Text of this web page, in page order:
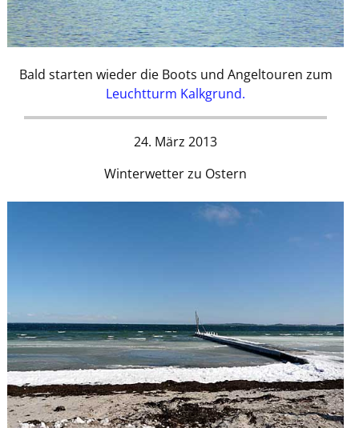
Bald starten wieder die Boots und Angeltouren zum
Leuchtturm Kalkgrund.
24. März 2013
Winterwetter zu Ostern